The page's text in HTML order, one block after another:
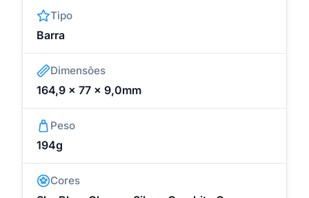
Tipo
Barra
Dimensões
164,9 x 77 x 9,0mm
Peso
194g
Cores